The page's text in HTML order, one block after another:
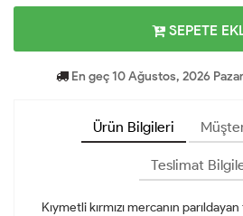
SEPETE
En geç 10 Ağustos, 2026
Ürün Bilgileri
Teslimat
Kıymetli kırmızı mercanın